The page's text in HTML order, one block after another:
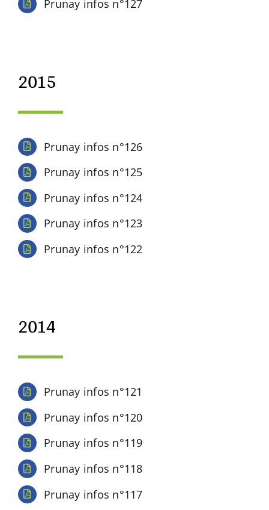
Prunay infos n°127
2015
Prunay infos n°126
Prunay infos n°125
Prunay infos n°124
Prunay infos n°123
Prunay infos n°122
2014
Prunay infos n°121
Prunay infos n°120
Prunay infos n°119
Prunay infos n°118
Prunay infos n°117